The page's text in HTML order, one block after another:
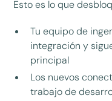
Esto es lo que
Tu equipo de
integración y
principal
Los nuevos
trabajo de